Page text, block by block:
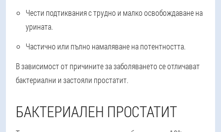
Чести подтиквания с трудно и малко освобождаване на
урината.
Частично или пълно намаляване на потентността.
В зависимост от причините за заболяването се отличават
бактериални и застояли простатит.
БАКТЕРИАЛЕН ПРОСТАТИТ